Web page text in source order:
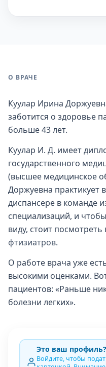
О ВРАЧЕ
Куулар Ирина
заботится о здоровье
больше 43 лет.
Куулар И. Д. имеет
государственного
(высшее медицинское
Доржуевна практикует
диспансере в команде
специализаций, и
виду, стоит посмотреть
фтизиатров.
О работе врача уже
высокими оценками.
пациентов: «Раньше
болезни легких».
Это ваш профиль?
Войдите, чтобы